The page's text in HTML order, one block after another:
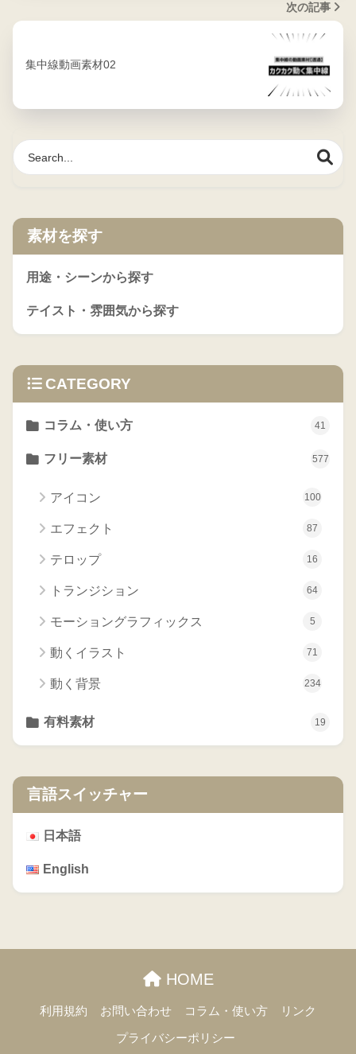
次の記事
集中線動画素材02
素材を探す
用途・シーンから探す
テイスト・雰囲気から探す
CATEGORY
コラム・使い方 41
フリー素材 577
アイコン 100
エフェクト 87
テロップ 16
トランジション 64
モーショングラフィックス 5
動くイラスト 71
動く背景 234
有料素材 19
言語スイッチャー
日本語
English
HOME
利用規約 お問い合わせ コラム・使い方 リンク
プライバシーポリシー